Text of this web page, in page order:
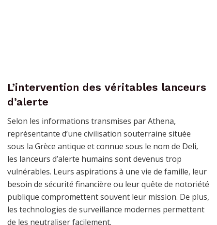
L’intervention des véritables lanceurs
d’alerte
Selon les informations transmises par Athena,
représentante d’une civilisation souterraine située
sous la Grèce antique et connue sous le nom de Deli,
les lanceurs d’alerte humains sont devenus trop
vulnérables. Leurs aspirations à une vie de famille, leur
besoin de sécurité financière ou leur quête de notoriété
publique compromettent souvent leur mission. De plus,
les technologies de surveillance modernes permettent
de les neutraliser facilement.